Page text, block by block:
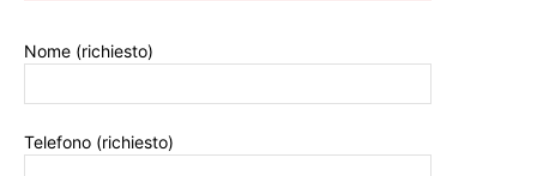
Nome (richiesto)
Telefono (richiesto)